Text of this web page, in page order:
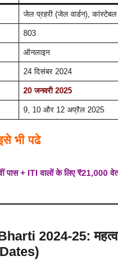
जेल प्रहरी (जेल वार्डन), कांस्टेबल
803
ऑनलाइन
24 दिसंबर 2024
20 जनवरी 2025
9, 10 और 12 अप्रैल 2025
भी पढे
+ ITI वालों के लिए ₹21,000 वेतन
2024-25: